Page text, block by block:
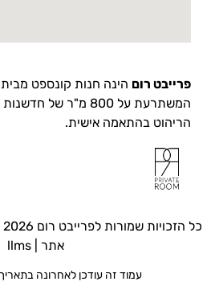
פרייבט רום הינה חנות קונספט
המשתרעת על 800 מ"ר
הריהוט בהתאמה אישית.
כל הזכויות שמורות לפרייבט רום 2026 © |
אתר |
llms
עמוד זה עודכן לאחרונה בתאריך:20/08/